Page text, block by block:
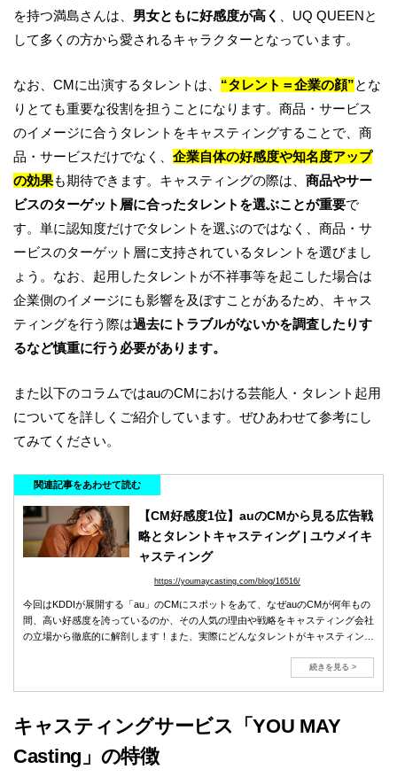
を持つ満島さんは、 男女ともに好感度が高く
、UQ QUEENと
して多くの方から愛されるキャラクターとなっています。
なお、CMに出演するタレントは、 “タレント＝企業の顔”とな
りとても重要な役割を担うことになります。商品・サービス
のイメージに合うタレントをキャスティングすることで、商
品・サービスだけでなく、 企業自体の好感度や知名度アップ
の効果も期待できます。キャスティングの際は、 商品やサー
ビスのターゲット層に合ったタレントを選ぶことが重要で
す。単に認知度だけでタレントを選ぶのではなく、商品・サ
ービスのターゲット層に支持されているタレントを選びまし
ょう。なお、起用したタレントが不祥事等を起こした場合は
企業側のイメージにも影響を及ぼすことがあるため、キャス
ティングを行う際は過去にトラブルがないかを調査したりす
るなど慎重に行う必要があります。
また以下のコラムではauのCMにおける芸能人・タレント起用
についてを詳しくご紹介しています。ぜひあわせて参考にし
てみてください。
関連記事をあわせて読む
【CM好感度1位】auのCMから見る広告戦
略とタレントキャスティング | ユウメイキ
ャスティング
https://youmaycasting.com/blog/16516/
今回はKDDIが展開する「au」のCMにスポットをあて、なぜauのCMが何年もの
間、高い好感度を誇っているのか、その人気の理由や戦略をキャスティング会社
の立場から徹底的に解剖します！また、実際にどんなタレントがキャスティング
続きを見る >
キャスティングサービス「YOU MAY
Casting」の特徴